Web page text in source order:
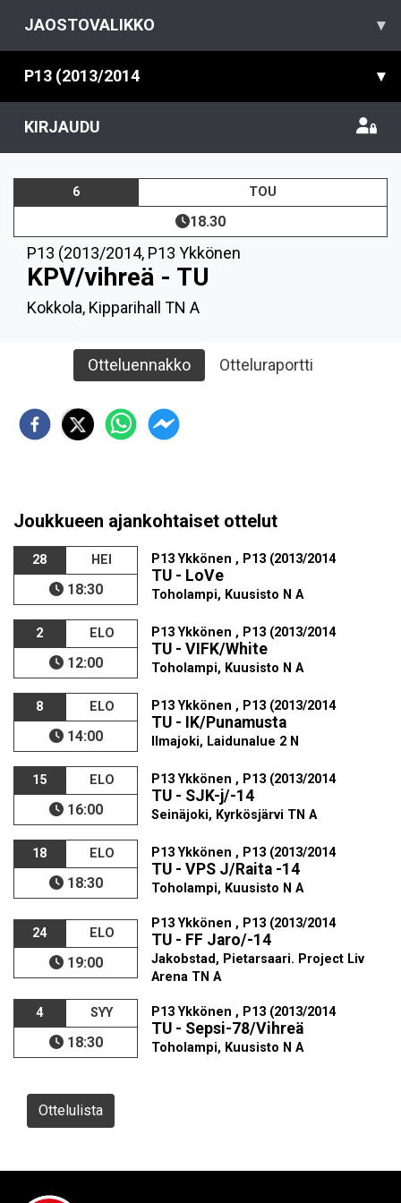
JAOSTOVALIKKO ▾
P13 (2013/2014 ▾
KIRJAUDU
6 TOU
18.30
P13 (2013/2014, P13 Ykkönen
KPV/vihreä - TU
Kokkola, Kipparihall TN A
Otteluennakko Otteluraportti
Joukkueen ajankohtaiset ottelut
28 HEI
18:30
P13 Ykkönen , P13 (2013/2014
TU - LoVe
Toholampi, Kuusisto N A
2 ELO
12:00
P13 Ykkönen , P13 (2013/2014
TU - VIFK/White
Toholampi, Kuusisto N A
8 ELO
14:00
P13 Ykkönen , P13 (2013/2014
TU - IK/Punamusta
Ilmajoki, Laidunalue 2 N
15 ELO
16:00
P13 Ykkönen , P13 (2013/2014
TU - SJK-j/-14
Seinäjoki, Kyrkösjärvi TN A
18 ELO
18:30
P13 Ykkönen , P13 (2013/2014
TU - VPS J/Raita -14
Toholampi, Kuusisto N A
24 ELO
19:00
P13 Ykkönen , P13 (2013/2014
TU - FF Jaro/-14
Jakobstad, Pietarsaari. Project Liv
Arena TN A
4 SYY
18:30
P13 Ykkönen , P13 (2013/2014
TU - Sepsi-78/Vihreä
Toholampi, Kuusisto N A
Ottelulista